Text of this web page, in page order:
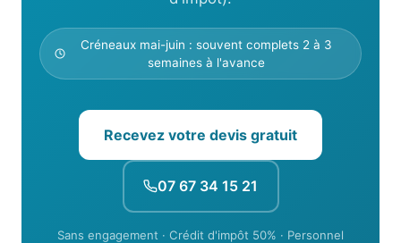
Créneaux mai-juin : souvent complets 2 à 3
semaines à l'avance
Recevez votre devis gratuit
07 67 34 15 21
Sans engagement · Crédit d'impôt 50% · Personnel